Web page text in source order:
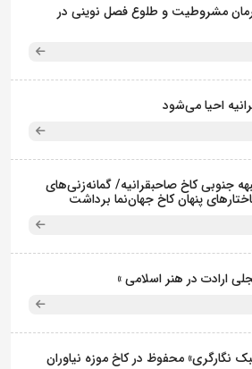
فرمان مشروطیت و طلوع فصل نوینی در
احیا می‌شود
جنوبی کاخ صاحبقرانیه/ گمانه‌زنی‌های
پنهان کاخ جهان‌نما برداشت
ارادت در هنر اسلامی »
نگارگری» محفوظ در کاخ موزه نیاوران